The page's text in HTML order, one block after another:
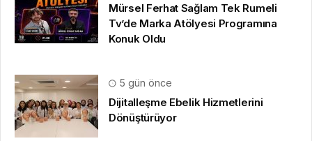
Mürsel Ferhat Sağlam Tek Rumeli
Tv’de Marka Atölyesi Programına
Konuk Oldu
5 gün önce
Dijitalleşme Ebelik Hizmetlerini
Dönüştürüyor